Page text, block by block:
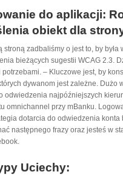
do aplikacji:
obiekt dla
stroną zadbaliśmy o jest to, by
bieżących sugestii WCAG 2.3.
potrzebami. – Kluczowe jest, by
dywanom jest zależne. Dużo
odwiedzenia najpóźniejszych
omnichannel przy mBanku.
dotarcia do odwiedzenia
następnego frazy oraz jesteś w
Uciechy: